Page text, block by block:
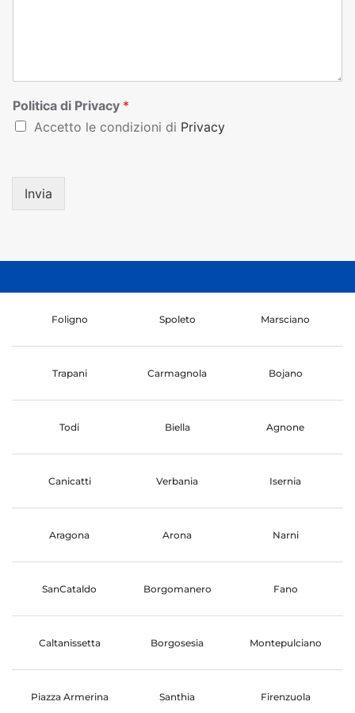
Politica di Privacy *
Accetto le condizioni di Privacy
Invia
Foligno Spoleto Marsciano
Trapani Carmagnola Bojano
Todi Biella Agnone
Canicatti Verbania Isernia
Aragona Arona Narni
SanCataldo Borgomanero Fano
Caltanissetta Borgosesia Montepulciano
Piazza Armerina Santhia Firenzuola